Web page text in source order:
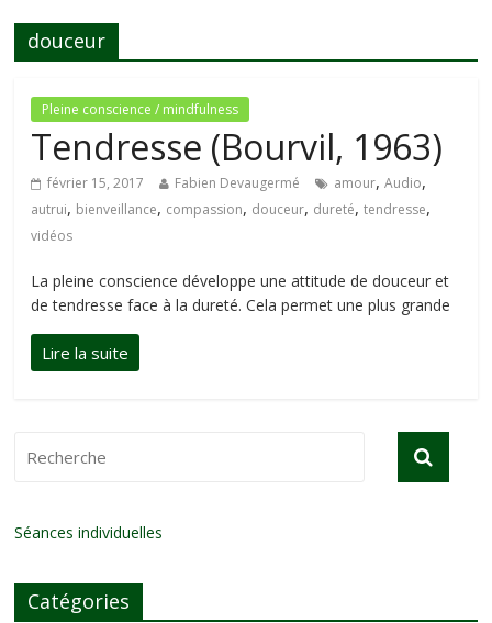
douceur
Pleine conscience / mindfulness
Tendresse (Bourvil, 1963)
février 15, 2017 Fabien Devaugermé amour,Audio,
autrui, bienveillance, compassion, douceur, dureté,tendresse,
vidéos
La pleine conscience développe une attitude de douceur et
de tendresse face à la dureté. Cela permet une plus grande
Séances individuelles
Catégories